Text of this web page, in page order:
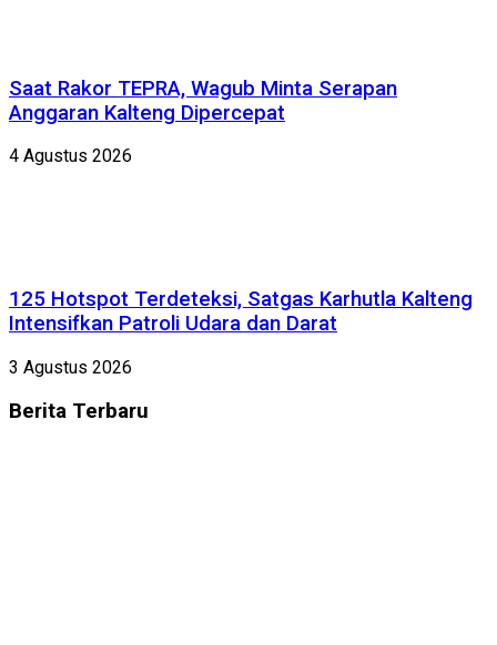
Saat Rakor TEPRA, Wagub Minta Serapan
Anggaran Kalteng Dipercepat
4 Agustus 2026
125 Hotspot Terdeteksi, Satgas Karhutla Kalteng
Intensifkan Patroli Udara dan Darat
3 Agustus 2026
Berita Terbaru